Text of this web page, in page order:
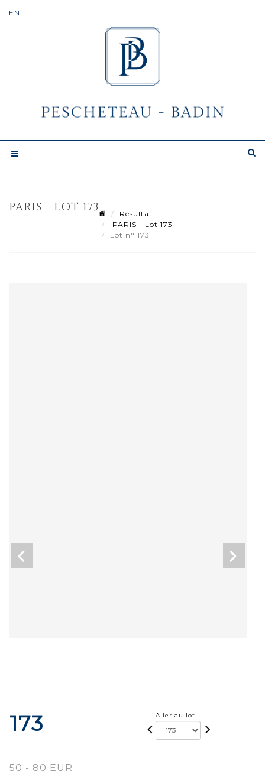
PARIS - LOT 173
Résultat
PARIS - Lot 173
Lot n° 173
173 Aller au lot
50 - 80 EUR